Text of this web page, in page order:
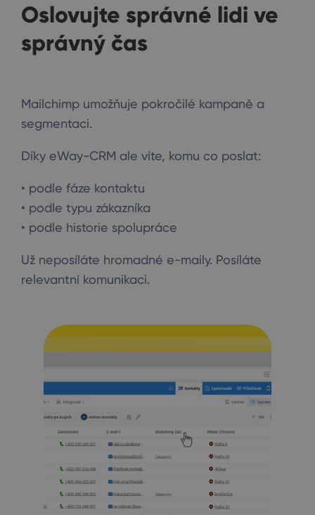
Oslovujte správné lidi ve
správný čas
Mailchimp umožňuje pokročilé kampaně a
segmentaci.
Díky eWay-CRM ale víte, komu co poslat:
• podle fáze kontaktu
• podle typu zákazníka
• podle historie spolupráce
Už neposíláte hromadné e-maily. Posíláte
relevantní komunikaci.